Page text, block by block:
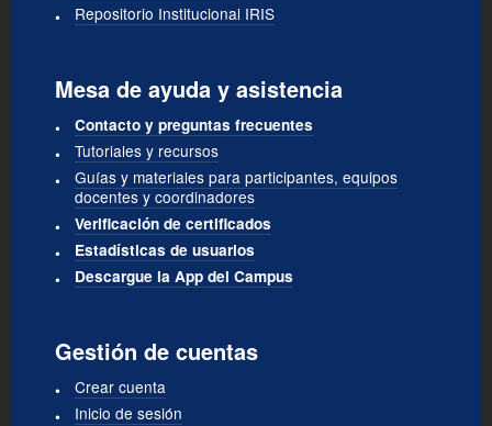
Repositorio Institucional IRIS
Mesa de ayuda y asistencia
Contacto y preguntas frecuentes
Tutoriales y recursos
Guías y materiales para participantes, equipos
docentes y coordinadores
Verificación de certificados
Estadísticas de usuarios
Descargue la App del Campus
Gestión de cuentas
Crear cuenta
Inicio de sesión